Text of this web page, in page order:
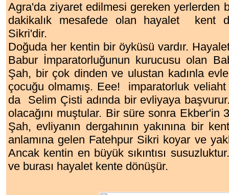
Agra'da ziyaret edilmesi gereken yerlerden
dakikalık mesafede olan hayalet kent
Sikri'dir.
Doğuda her kentin bir öyküsü vardır.
Babur İmparatorluğunun kurucusu olan
Şah, bir çok dinden ve ulustan kadınla
çocuğu olmamış. Eee! imparatorluk
da Selim Çisti adında bir evliyaya
olacağını muştular. Bir süre sonra Ekber'in
Şah, evliyanın dergahının yakınına bir
anlamına gelen Fatehpur Sikri koyar ve
Ancak kentin en büyük sıkıntısı
ve burası hayalet kente dönüşür.